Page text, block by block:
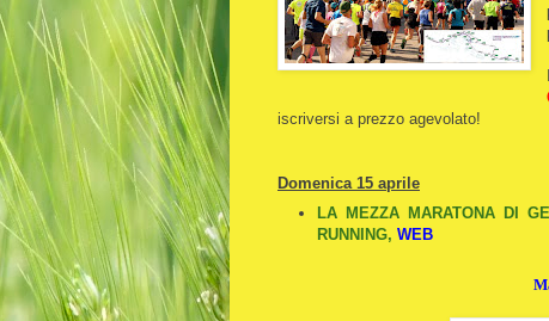
iscriversi a prezzo agevolato!
Domenica 15 aprile
LA MEZZA MARATONA DI
RUNNING, WEB